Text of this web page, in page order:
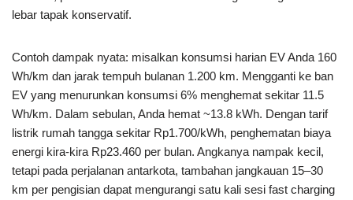
lebar tapak konservatif.
Contoh dampak nyata: misalkan konsumsi harian EV Anda 160
Wh/km dan jarak tempuh bulanan 1.200 km. Mengganti ke ban
EV yang menurunkan konsumsi 6% menghemat sekitar 11.5
Wh/km. Dalam sebulan, Anda hemat ~13.8 kWh. Dengan tarif
listrik rumah tangga sekitar Rp1.700/kWh, penghematan biaya
energi kira-kira Rp23.460 per bulan. Angkanya nampak kecil,
tetapi pada perjalanan antarkota, tambahan jangkauan 15–30
km per pengisian dapat mengurangi satu kali sesi fast charging